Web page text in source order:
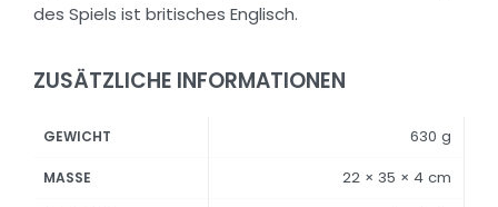
des Spiels ist britisches Englisch.
ZUSÄTZLICHE INFORMATIONEN
GEWICHT 630 g
MASSE 22 × 35 × 4 cm